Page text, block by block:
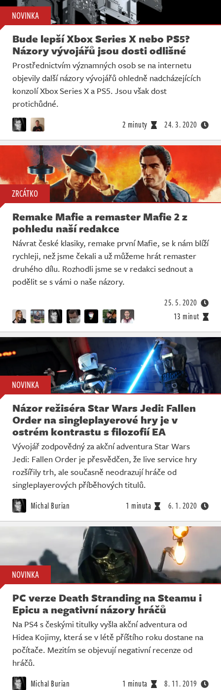
NOVINKA
Bude lepší Xbox Series X nebo PS5?
Názory vývojářů jsou dosti odlišné
Prostřednictvím významných osob se na internetu
objevily další názory vývojářů ohledně nadcházejících
konzolí Xbox Series X a PS5. Jsou však dost
protichůdné.
2 minuty 24. 3. 2020
ZRCÁTKO
Remake Mafie a remaster Mafie 2 z
pohledu naší redakce
Návrat české klasiky, remake první Mafie, se k nám blíží
rychleji, než jsme čekali a už můžeme hrát remaster
druhého dílu. Rozhodli jsme se v redakci sednout a
podělit se s vámi o naše názory.
13 minut
25. 5. 2020
NOVINKA
Názor režiséra Star Wars Jedi: Fallen
Order na singleplayerové hry je v
ostrém kontrastu s filozofií EA
Vývojář zodpovědný za akční adventura Star Wars
Jedi: Fallen Order je přesvědčen, že live service hry
rozšířily trh, ale současně neodrazují hráče od
singleplayerových příběhových titulů.
Michal Burian 1 minuta 6. 1. 2020
NOVINKA
PC verze Death Stranding na Steamu i
Epicu a negativní názory hráčů
Na PS4 s českými titulky vyšla akční adventura od
Hidea Kojimy, která se v létě příštího roku dostane na
počítače. Mezitím se objevují negativní recenze od
hráčů.
Michal Burian 1 minuta 8. 11. 2019